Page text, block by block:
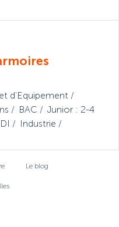
d'Equipement
BAC
Junior : 2-4
Industrie
Le blog